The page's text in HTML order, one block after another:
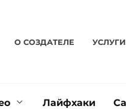
О CОЗДАТЕЛЕ
Лайфхаки